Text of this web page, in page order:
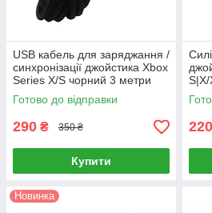
USB кабель для заряджання /
синхронізації джойстика Xbox
Series X/S чорний 3 метри
Готово до відправки
290 ₴ 350 ₴
Купити
8 шт
220
Новинка